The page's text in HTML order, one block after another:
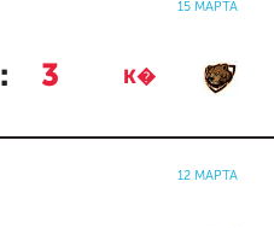
15 МАРТА
: 3 К�
12 МАРТА